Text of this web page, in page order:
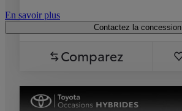
En savoir plus
Contactez la concession
Comparez